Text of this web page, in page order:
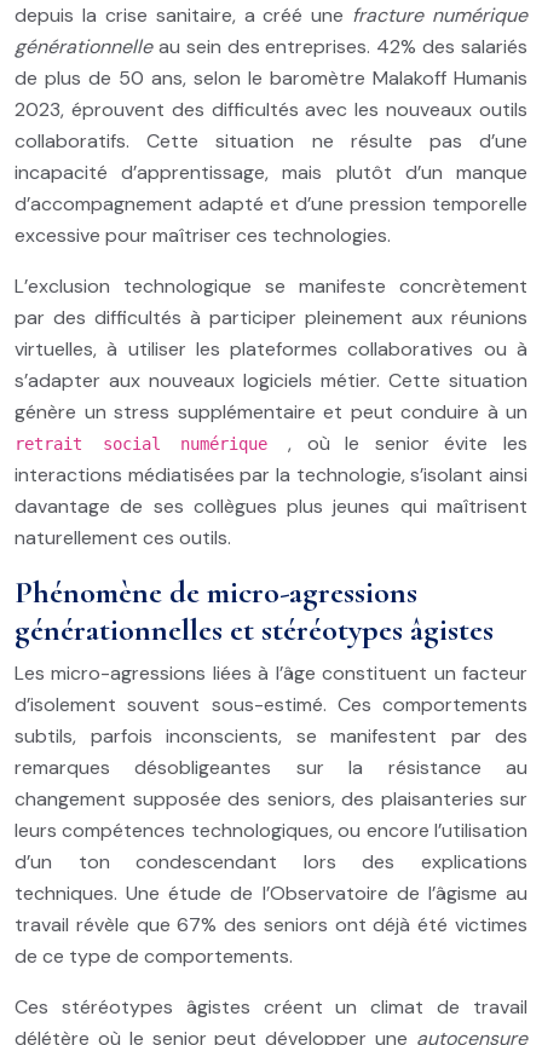
depuis la crise sanitaire, a créé une fracture numérique
générationnelleau sein des entreprises. 42% des salariés
de plus de 50 ans, selon le baromètre Malakoff Humanis
2023, éprouvent des difficultés avec les nouveaux outils
collaboratifs. Cette situation ne résulte pas d’une
incapacité d’apprentissage, mais plutôt d’un manque
d’accompagnement adapté et d’une pression temporelle
excessive pour maîtriser ces technologies.
L’exclusion technologique se manifeste concrètement
par des difficultés à participer pleinement aux réunions
virtuelles, à utiliser les plateformes collaboratives ou à
s’adapter aux nouveaux logiciels métier. Cette situation
génère un stress supplémentaire et peut conduire à un
retrait social numérique , où le senior évite les
interactions médiatisées par la technologie, s’isolant ainsi
davantage de ses collègues plus jeunes qui maîtrisent
naturellement ces outils.
Phénomène de micro-agressions
générationnelles et stéréotypes âgistes
Les micro-agressions liées à l’âge constituent un facteur
d’isolement souvent sous-estimé. Ces comportements
subtils, parfois inconscients, se manifestent par des
remarques désobligeantes sur la résistance au
changement supposée des seniors, des plaisanteries sur
leurs compétences technologiques, ou encore l’utilisation
d’un ton condescendant lors des explications
techniques. Une étude de l’Observatoire de l’âgisme au
travail révèle que 67% des seniors ont déjà été victimes
de ce type de comportements.
Ces stéréotypes âgistes créent un climat de travail
délétère où le senior peut développer une autocensure